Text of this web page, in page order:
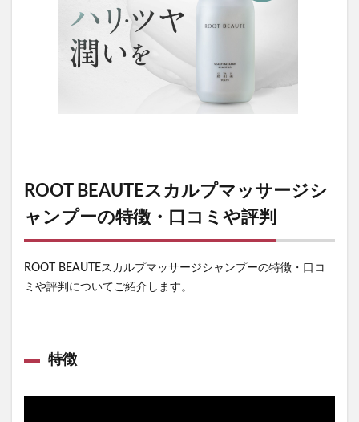
ROOT BEAUTEスカルプマッサージシ
ャンプーの特徴・口コミや評判
ROOT BEAUTEスカルプマッサージシャンプーの特徴・口コ
ミや評判についてご紹介します。
特徴